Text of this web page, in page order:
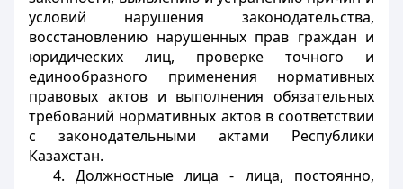
условий нарушения законодательства,
восстановлению нарушенных прав граждан и
юридических лиц, проверке точного и
единообразного применения нормативных
правовых актов и выполнения обязательных
требований нормативных актов в соответствии
с законодательными актами Республики
Казахстан.
4. Должностные лица - лица, постоянно,